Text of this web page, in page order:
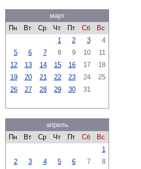
март
Пн
Вт Ср Чт Пт Сб
Вс
1
2 3
4
5
6 7 8 9 10
11
12
13 14 15 16 17
18
19
20 21 22 23 24
25
26
27 28 29 30 31
апрель
Пн
Вт Ср Чт Пт Сб
Вс
1
2
3 4 5 6 7
8